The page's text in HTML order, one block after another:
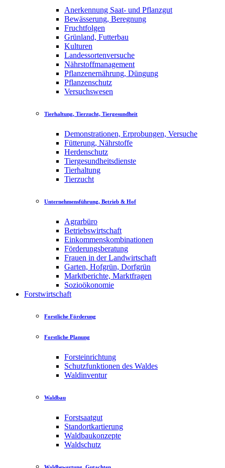
Anerkennung Saat- und Pflanzgut
Bewässerung, Beregnung
Fruchtfolgen
Grünland, Futterbau
Kulturen
Landessortenversuche
Nährstoffmanagement
Pflanzenernährung, Düngung
Pflanzenschutz
Versuchswesen
Tierhaltung, Tierzucht, Tiergesundheit
Demonstrationen, Erprobungen, Versuche
Fütterung, Nährstoffe
Herdenschutz
Tiergesundheitsdienste
Tierhaltung
Tierzucht
Unternehmensführung, Betrieb & Hof
Agrarbüro
Betriebswirtschaft
Einkommenskombinationen
Förderungsberatung
Frauen in der Landwirtschaft
Garten, Hofgrün, Dorfgrün
Marktberichte, Marktfragen
Sozioökonomie
Forstwirtschaft
Forstliche Förderung
Forstliche Planung
Forsteinrichtung
Schutzfunktionen des Waldes
Waldinventur
Waldbau
Forstsaatgut
Standortkartierung
Waldbaukonzepte
Waldschutz